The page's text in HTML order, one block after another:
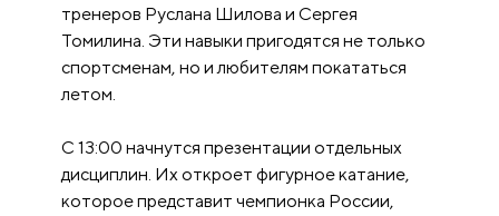
тренеров Руслана Шилова и Сергея
Томилина. Эти навыки пригодятся не только
спортсменам, но и любителям покататься
летом.
С 13:00 начнутся презентации отдельных
дисциплин. Их откроет фигурное катание,
которое представит чемпионка России,